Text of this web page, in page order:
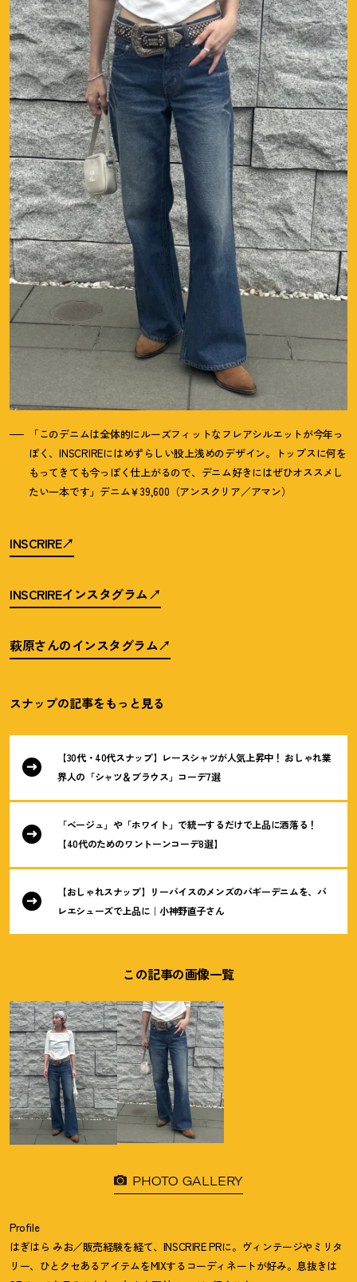
「このデニムは全体的にルーズフィットなフレアシルエットが今年っ
ぽく、INSCRIREにはめずらしい股上浅めのデザイン。トップスに何を
もってきても今っぽく仕上がるので、デニム好きにはぜひオススメし
たい一本です」デニム￥39,600（アンスクリア／アマン）
INSCRIRE
INSCRIREインスタグラム
萩原さんのインスタグラム
スナップの記事をもっと見る
【30代・40代スナップ】レースシャツが人気上昇中 ！ おしゃれ業
界人の「シャツ＆ブラウス」コーデ7選
「ベージュ」や「ホワイト」で統一するだけで上品に洒落る ！
【40代のためのワントーンコーデ8選】
【おしゃれスナップ】リーバイスのメンズのバギーデニムを、バ
レエシューズで上品に｜小神野直子さん
この記事の画像一覧
PHOTO GALLERY
Profile
はぎはら みお／販売経験を経て、INSCRIRE PRに。ヴィンテージやミリタ
リー、ひとクセあるアイテムをMIXするコーディネートが好み。息抜きは